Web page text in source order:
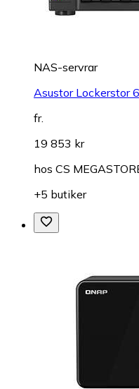
NAS-servrar
Asustor Lockerstor
fr.
19 853 kr
hos CS
+5 butiker